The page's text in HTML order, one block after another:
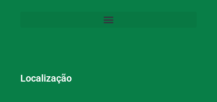
Localização